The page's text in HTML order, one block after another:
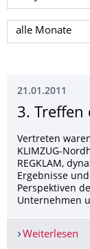
Monat
21.01.2011
3. Treffen
Vertreten
KLIMZUG-
REGKLAM,
Ergebnisse
Perspektiven
Unternehmen
Weiterlesen